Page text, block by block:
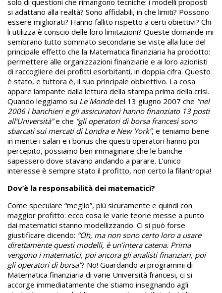
solo di questioni che rimangono tecniche: i modelli proposti
si adattano alla realtà? Sono affidabili, in che limiti? Possono
essere migliorati? Hanno fallito rispetto a certi obiettivi? Chi
li utilizza è conscio delle loro limitazioni? Queste domande mi
sembrano tutto sommato secondarie se viste alla luce del
principale effetto che la Matematica finanziaria ha prodotto:
permettere alle organizzazioni finanziarie e ai loro azionisti
di raccogliere dei profitti esorbitanti, in doppia cifra. Questo
è stato, e tuttora è, il suo principale obbiettivo. La cosa
appare lampante dalla lettura della stampa prima della crisi.
Quando leggiamo su Le Mondedel 13 giugno 2007 che “nel
2006 i banchieri e gli assicuratori hanno finanziato 13 posti
all’Università”e che “gli operatori di borsa francesi sono
sbarcati sui mercati di Londra e New York”, e teniamo bene
in mente i salari e i bonus che questi operatori hanno poi
percepito, possiamo ben immaginare che le banche
sapessero dove stavano andando a parare. L’unico
interesse è sempre stato il profitto, non certo la filantropia!
Dov’è la responsabilità dei matematici?
Come speculare “meglio”, più sicuramente e quindi con
maggior profitto: ecco cosa le varie teorie messe a punto
dai matematici stanno modellizzando. Ci si può forse
giustificare dicendo: “Oh, ma non sono certo loro a usare
direttamente questi modelli, è un’intera catena. Prima
vengono i matematici, poi ancora gli analisti finanziari, poi
gli operatori di borsa”? No! Guardando ai programmi di
Matematica finanziaria di varie Università francesi, ci si
accorge immediatamente che stiamo insegnando agli